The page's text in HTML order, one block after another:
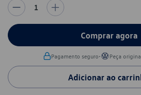
1
Comprar agora
Pagamento seguro• Peça
Adicionar ao